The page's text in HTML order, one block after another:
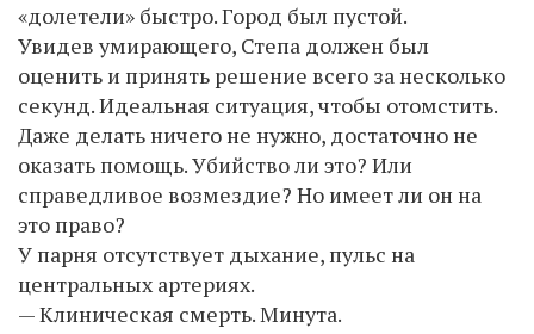
«долетели» быстро. Город был пустой.
Увидев умирающего, Степа должен был
оценить и принять решение всего за несколько
секунд. Идеальная ситуация, чтобы отомстить.
Даже делать ничего не нужно, достаточно не
оказать помощь. Убийство ли это? Или
справедливое возмездие? Но имеет ли он на
это право?
У парня отсутствует дыхание, пульс на
центральных артериях.
— Клиническая смерть. Минута.